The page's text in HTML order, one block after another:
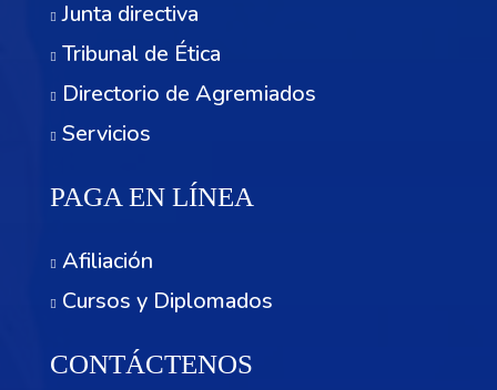
Junta directiva
Tribunal de Ética
Directorio de Agremiados
Servicios
PAGA EN LÍNEA
Afiliación
Cursos y Diplomados
CONTÁCTENOS